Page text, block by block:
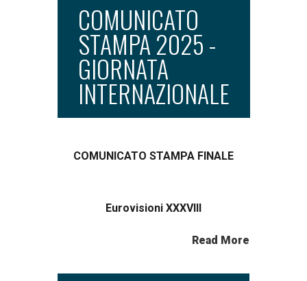
COMUNICATO
STAMPA 2025 -
GIORNATA
INTERNAZIONALE
COMUNICATO STAMPA FINALE
Eurovisioni XXXVIII
Read More